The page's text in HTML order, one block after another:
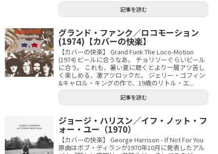
記事を読む
グランド・ファンク／ロコモーション
(1974)【カバーの快楽】
【カバーの快楽】 Grand Funk The Loco-Motion
(1974) ビールに合うなあ。 チョリソーぐらいビール
に合う。 これも、暑い夏に聴くとより一層アツ苦し
く楽しめる、激アツロックだ。 ジェリー・ゴフィン
&キャロル・キングの作で、19歳のリトル・エ...
記事を読む
ジョージ・ハリスン／イフ・ノット・フ
ォー・ユー（1970）
【カバーの快楽】 George Harrison - If Not For You
原曲はボブ・ディランが1970年10月に発表したアル